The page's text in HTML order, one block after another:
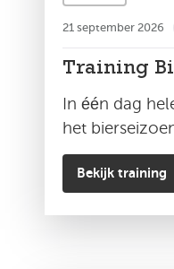
21 september 2026
Training
In één dag
het
Bekijk training